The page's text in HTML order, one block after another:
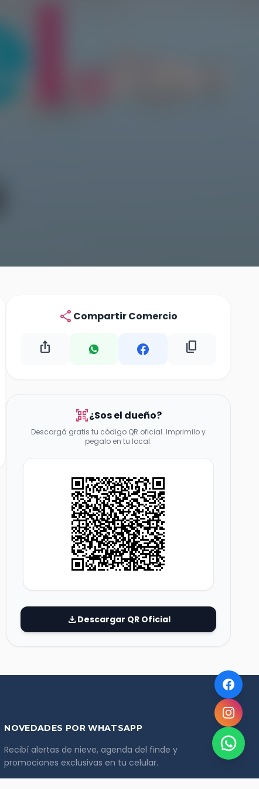
share Compartir Comercio
ios_share content_copy
qr_code_scanner¿Sos el dueño?
Descargá gratis tu código QR oficial. Imprimilo y
pegalo en tu local.
downloadDescargar QR Oficial
NOVEDADES POR WHATSAPP
Recibí alertas de nieve, agenda del finde y
promociones exclusivas en tu celular.